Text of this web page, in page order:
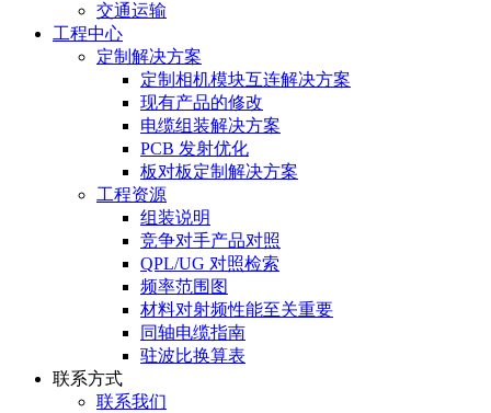
交通运输
工程中心
定制解决方案
定制相机模块互连解决方案
现有产品的修改
电缆组装解决方案
PCB 发射优化
板对板定制解决方案
工程资源
组装说明
竞争对手产品对照
QPL/UG 对照检索
频率范围图
材料对射频性能至关重要
同轴电缆指南
驻波比换算表
联系方式
联系我们